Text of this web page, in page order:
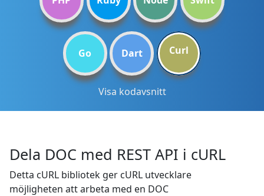
Go Dart Curl
Visa kodavsnitt
Dela DOC med REST API i cURL
Detta cURL bibliotek ger cURL utvecklare
möjligheten att arbeta med en DOC